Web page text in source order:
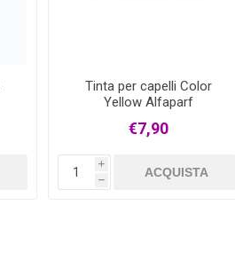
Tinta per capelli Color
Yellow Alfaparf
€7,90
i
h
ACQUISTA